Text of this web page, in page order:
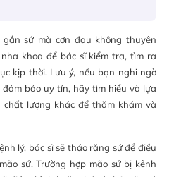
sứ mà cơn đau không thuyên
khoa để bác sĩ kiểm tra, tìm ra
kịp thời. Lưu ý, nếu bạn nghi ngờ
bảo uy tín, hãy tìm hiểu và lựa
chất lượng khác để thăm khám và
lý, bác sĩ sẽ tháo răng sứ để điều
sứ. Trường hợp mão sứ bị kênh